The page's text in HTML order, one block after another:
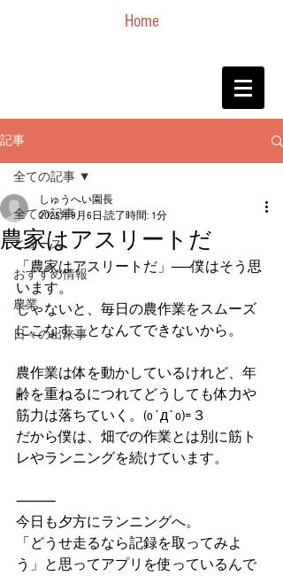
Home
記事
全ての記事
ニュース
おすすめ情報
農業
日々の出来事
全ての記事
農家はアスリートだ
しゅうへい園長
2025年9月6日 読了時間: 1分
「農家はアスリートだ」──僕はそう思
います。
じゃないと、毎日の農作業をスムーズ
にこなすことなんてできないから。
農作業は体を動かしているけれど、年
齢を重ねるにつれてどうしても体力や
筋力は落ちていく。(o´д`o)=３
だから僕は、畑での作業とは別に筋ト
レやランニングを続けています。
⸻
今日も夕方にランニングへ。
「どうせ走るなら記録を取ってみよ
う」と思ってアプリを使っているんで